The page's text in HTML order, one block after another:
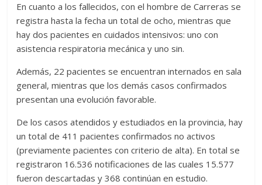
En cuanto a los fallecidos, con el hombre de Carreras se
registra hasta la fecha un total de ocho, mientras que
hay dos pacientes en cuidados intensivos: uno con
asistencia respiratoria mecánica y uno sin.
Además, 22 pacientes se encuentran internados en sala
general, mientras que los demás casos confirmados
presentan una evolución favorable.
De los casos atendidos y estudiados en la provincia, hay
un total de 411 pacientes confirmados no activos
(previamente pacientes con criterio de alta). En total se
registraron 16.536 notificaciones de las cuales 15.577
fueron descartadas y 368 continúan en estudio.